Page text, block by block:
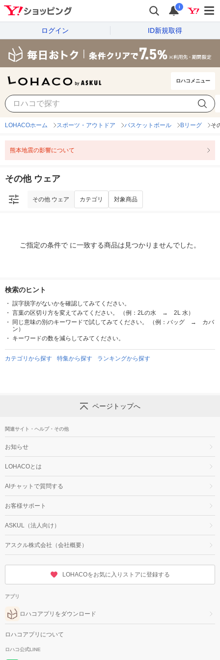
i
ログイン ID新規取得
ロハコメニュー
その他 ウェア
LOHACOホーム スポーツ・アウトドア バスケットボール Bリーグ そ
熊本地震の影響について
その他 ウェア
その他 ウェア カテゴリ 対象商品
ご指定の条件で に一致する商品は見つかりませんでした。
検索のヒント
誤字脱字がないかを確認してみてください。
言葉の区切り方を変えてみてください。 （例：2Lの水 → 2L 水）
同じ意味の別のキーワードで試してみてください。 （例：バッグ → カバ
ン）
キーワードの数を減らしてみてください。
カテゴリから探す 特集から探す ランキングから探す
ページトップへ
関連サイト・ヘルプ・その他
お知らせ
LOHACOとは
AIチャットで質問する
お客様サポート
ASKUL（法人向け）
アスクル株式会社（会社概要）
LOHACOをお気に入りストアに登録する
アプリ
ロハコアプリをダウンロード
ロハコアプリについて
ロハコ公式LINE